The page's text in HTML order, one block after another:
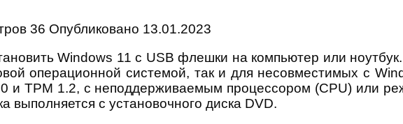
36 Опубликовано 13.01.2023
Windows 11 с USB флешки на компьютер или
операционной системой, так и для несовместимых с
и TPM 1.2, с неподдерживаемым процессором (CPU) или
выполняется с установочного диска DVD.